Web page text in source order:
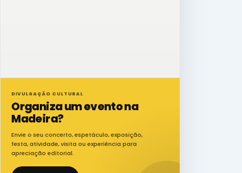
DIVULGAÇÃO CULTURAL
Organiza um evento na
Madeira?
Envie o seu concerto, espetáculo, exposição,
festa, atividade, visita ou experiência para
apreciação editorial.